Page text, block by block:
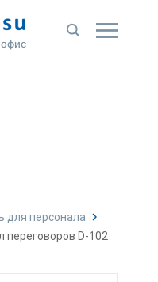
для персонала
переговоров D-102